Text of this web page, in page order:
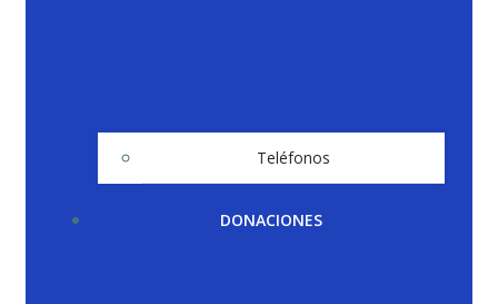
Teléfonos
DONACIONES